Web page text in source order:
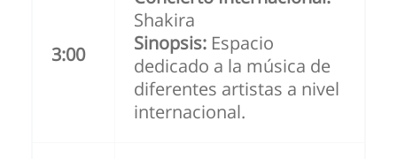
3:00
Shakira
Sinopsis: Espacio
dedicado a la música de
diferentes artistas a nivel
internacional.